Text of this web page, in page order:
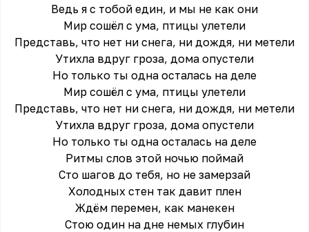
Ведь я с тобой един, и мы не как они
Мир сошёл с ума, птицы улетели
Представь, что нет ни снега, ни дождя, ни метели
Утихла вдруг гроза, дома опустели
Но только ты одна осталась на деле
Мир сошёл с ума, птицы улетели
Представь, что нет ни снега, ни дождя, ни метели
Утихла вдруг гроза, дома опустели
Но только ты одна осталась на деле
Ритмы слов этой ночью поймай
Сто шагов до тебя, но не замерзай
Холодных стен так давит плен
Ждём перемен, как манекен
Стою один на дне немых глубин